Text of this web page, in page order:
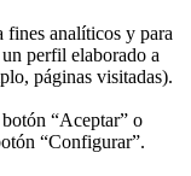
fines analíticos y para
perfil elaborado a
páginas visitadas).
“Aceptar” o
“Configurar”.